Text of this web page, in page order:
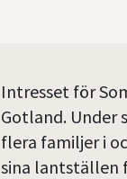
Intresset för
Gotland. Under
flera familjer i
sina lantställen